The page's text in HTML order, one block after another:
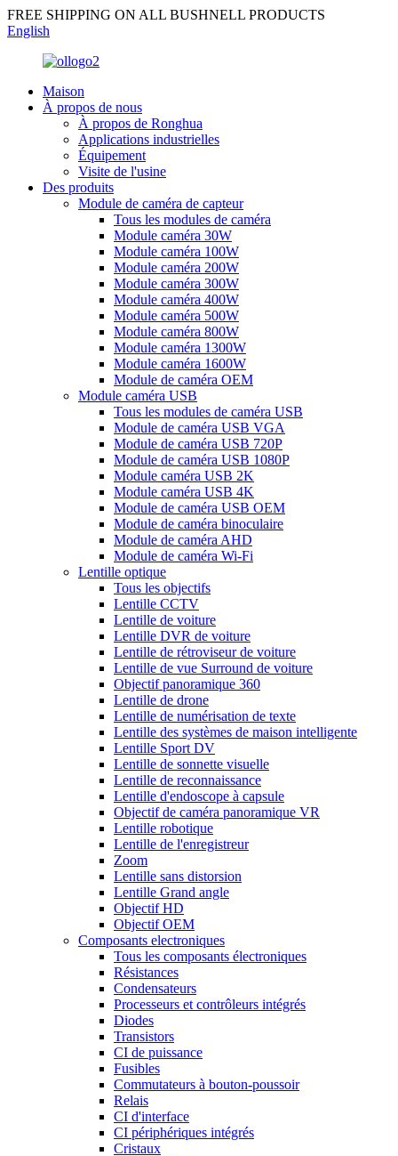
FREE SHIPPING ON ALL BUSHNELL PRODUCTS
English
Maison
À propos de nous
À propos de Ronghua
Applications industrielles
Équipement
Visite de l'usine
Des produits
Module de caméra de capteur
Tous les modules de caméra
Module caméra 30W
Module caméra 100W
Module caméra 200W
Module caméra 300W
Module caméra 400W
Module caméra 500W
Module caméra 800W
Module caméra 1300W
Module caméra 1600W
Module de caméra OEM
Module caméra USB
Tous les modules de caméra USB
Module de caméra USB VGA
Module de caméra USB 720P
Module de caméra USB 1080P
Module caméra USB 2K
Module caméra USB 4K
Module de caméra USB OEM
Module de caméra binoculaire
Module de caméra AHD
Module de caméra Wi-Fi
Lentille optique
Tous les objectifs
Lentille CCTV
Lentille de voiture
Lentille DVR de voiture
Lentille de rétroviseur de voiture
Lentille de vue Surround de voiture
Objectif panoramique 360
Lentille de drone
Lentille de numérisation de texte
Lentille des systèmes de maison intelligente
Lentille Sport DV
Lentille de sonnette visuelle
Lentille de reconnaissance
Lentille d'endoscope à capsule
Objectif de caméra panoramique VR
Lentille robotique
Lentille de l'enregistreur
Zoom
Lentille sans distorsion
Lentille Grand angle
Objectif HD
Objectif OEM
Composants electroniques
Tous les composants électroniques
Résistances
Condensateurs
Processeurs et contrôleurs intégrés
Diodes
Transistors
CI de puissance
Fusibles
Commutateurs à bouton-poussoir
Relais
CI d'interface
CI périphériques intégrés
Cristaux